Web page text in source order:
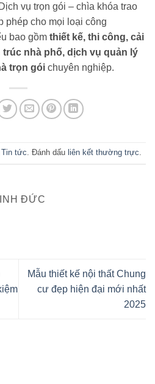
vụ trọn gói – chìa khóa trao
phép cho mọi loại công
bao gồm thiết kế, thi công, cải
trúc nhà phố, dịch vụ quản lý
trọn gói chuyên nghiệp.
Tin tức . Đánh dấu liên kết thường trực
ĐỨC
Mẫu thiết kế nội thất Chung
cư đẹp hiện đại mới nhất
2025